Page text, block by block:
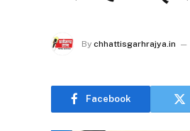
By chhattisgarhrajya.in
Facebook